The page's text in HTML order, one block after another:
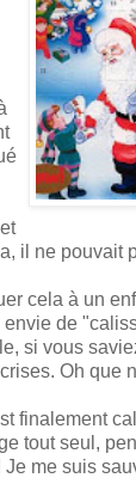
il ne pouvait
cela à un
de
si vous
Oh que
finalement
tout seul,
me suis